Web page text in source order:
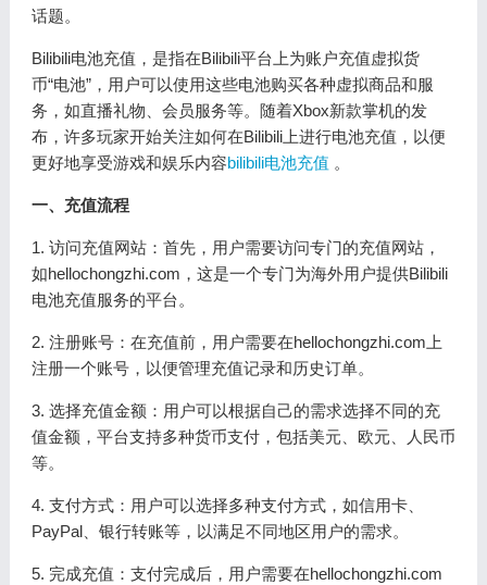
话题。
Bilibili电池充值，是指在Bilibili平台上为账户充值虚拟货
币“电池”，用户可以使用这些电池购买各种虚拟商品和服
务，如直播礼物、会员服务等。随着Xbox新款掌机的发
布，许多玩家开始关注如何在Bilibili上进行电池充值，以便
更好地享受游戏和娱乐内容bilibili电池充值 。
一、充值流程
1. 访问充值网站：首先，用户需要访问专门的充值网站，
如hellochongzhi.com，这是一个专门为海外用户提供Bilibili
电池充值服务的平台。
2. 注册账号：在充值前，用户需要在hellochongzhi.com上
注册一个账号，以便管理充值记录和历史订单。
3. 选择充值金额：用户可以根据自己的需求选择不同的充
值金额，平台支持多种货币支付，包括美元、欧元、人民币
等。
4. 支付方式：用户可以选择多种支付方式，如信用卡、
PayPal、银行转账等，以满足不同地区用户的需求。
5. 完成充值：支付完成后，用户需要在hellochongzhi.com